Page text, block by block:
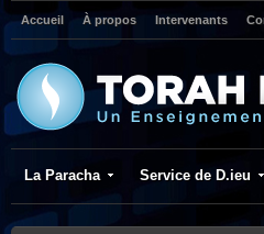
Accueil À propos Intervenants
La Paracha Service de D.ieu